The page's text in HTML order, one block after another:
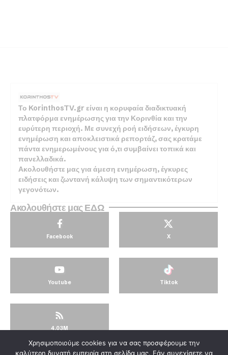
Το KorinthosTV.gr είναι η κορυφαία διαδικτυακή
πλατφόρμα ενημέρωσης για την Κορινθία και την
ευρύτερη περιοχή. Με συνεχή ροή ειδήσεων, έγκυρη
ενημέρωση και αποκλειστικά ρεπορτάζ, σας κρατάμε
πάντα ενημερωμένους για ό,τι συμβαίνει τοπικά και
πανελλαδικά.
Ακολουθήστε μας για άμεση ενημέρωση, έγκυρες
ειδήσεις και ζωντανή κάλυψη των σημαντικότερων
γεγονότων.
Ακολουθήστε μας ΕΔΩ
Facebook X
Youtube Tiktok
4.03M
© KorinthosTV @2025
Χρησιμοποιούμε cookies για να σας προσφέρουμε την
καλύτερη δυνατή εμπειρία στη σελίδα μας. Εάν συνεχίσετε να